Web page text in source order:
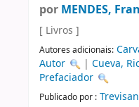
por MENDES,
[ Livros ]
Autores adicionais:
Autor
|Cueva,
Prefaciador
Publicado por :